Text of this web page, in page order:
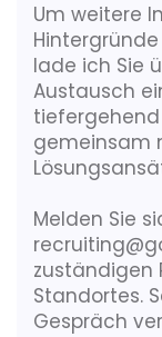
Um weitere
lade ich Sie
Austausch
gemeinsam
Melden Sie
zuständigen
Standortes.
Gespräch